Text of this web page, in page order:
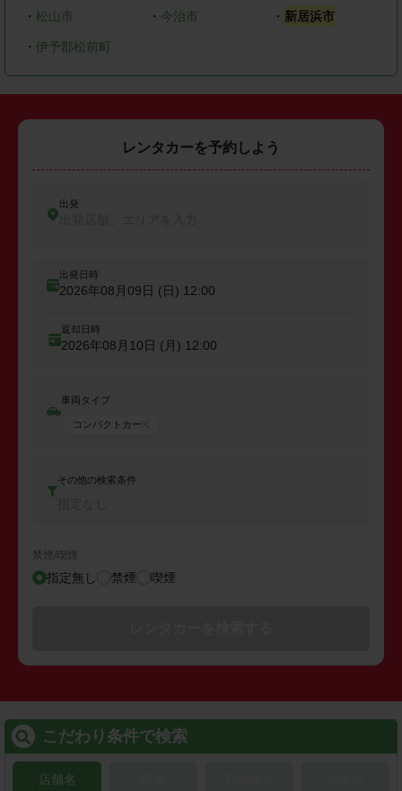
・ 松山市 ・ 今治市 ・ 新居浜市
・ 伊予郡松前町
レンタカーを予約しよう
出発
出発日時
2026年08月09日 (日) 12:00
返却日時
2026年08月10日 (月) 12:00
車両タイプ
コンパクトカー
その他の検索条件
禁煙/喫煙
指定無し 禁煙 喫煙
こだわり条件で検索
店舗名